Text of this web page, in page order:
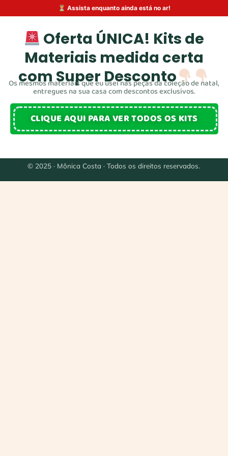
⏳ Assista enquanto aindaestá no ar!
Oferta ÚNICA! Kits de
Materiais medida certa
com Super Desconto
Os mesmos materiais que eu usei nas peças da coleção de natal,
entregues na sua casa com descontos exclusivos.
CLIQUE AQUI PARA VER TODOS OS KITS
© 2025 · Mônica Costa · Todos os direitos reservados.